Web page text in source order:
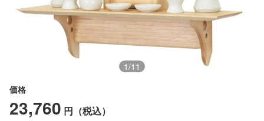
1/11
価格
23,760 円（税込）